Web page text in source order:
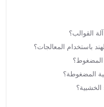
القوالب؟
باستخدام المعالجات؟
المضغوطة؟